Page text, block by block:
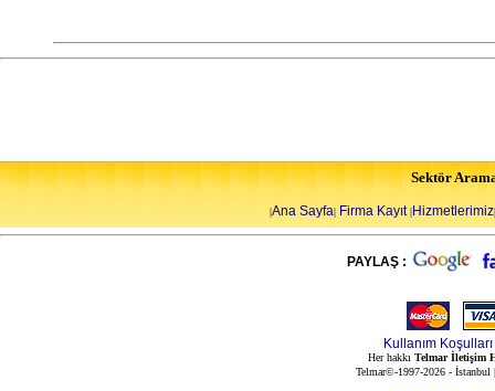
Sektör
|Ana Sayfa| Firma Kayıt|Hizmetlerimiz|
PAYLAŞ :
Kullanım Koşulları
Her hakkı Telmar İletişim
Telmar©-1997-2026 -